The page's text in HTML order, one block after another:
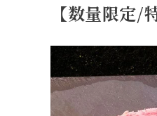
【数量限定